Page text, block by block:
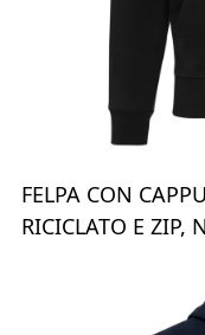
FELPA CON
RICICLATO E ZIP,